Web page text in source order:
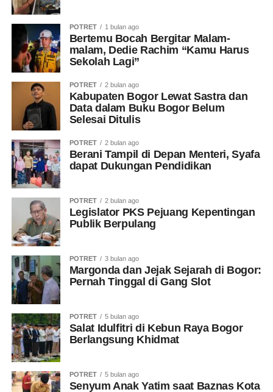
POTRET 1 bulan ago
Bertemu Bocah Bergitar Malam-
malam, Dedie Rachim “Kamu Harus
Sekolah Lagi”
POTRET 2 bulan ago
Kabupaten Bogor Lewat Sastra dan
Data dalam Buku Bogor Belum
Selesai Ditulis
POTRET 2 bulan ago
Berani Tampil di Depan Menteri, Syafa
dapat Dukungan Pendidikan
POTRET 2 bulan ago
Legislator PKS Pejuang Kepentingan
Publik Berpulang
POTRET 3 bulan ago
Margonda dan Jejak Sejarah di Bogor:
Pernah Tinggal di Gang Slot
POTRET 5 bulan ago
Salat Idulfitri di Kebun Raya Bogor
Berlangsung Khidmat
POTRET 5 bulan ago
Senyum Anak Yatim saat Baznas Kota